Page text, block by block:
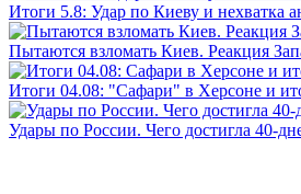
Итоги 5.8: Удар по Киеву и нехватка
Пытаются взломать Киев. Реакция
Итоги 04.08: "Сафари" в Херсоне и
Удары по России. Чего достигла 40-